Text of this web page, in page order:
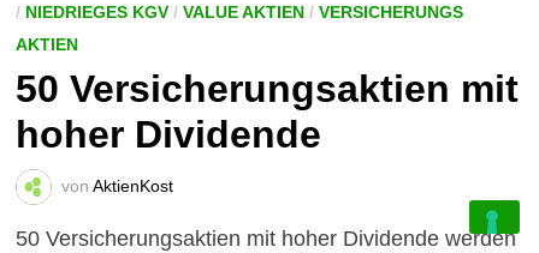
/ NIEDRIEGES KGV/ VALUE AKTIEN/ VERSICHERUNGS
AKTIEN
50 Versicherungsaktien mit
hoher Dividende
von AktienKost
50 Versicherungsaktien mit hoher Dividende werden